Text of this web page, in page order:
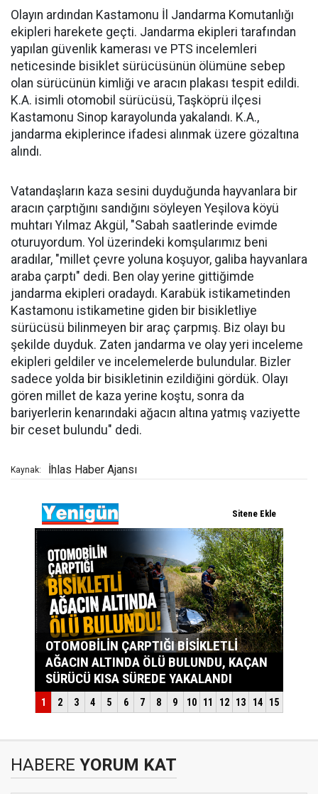
Olayın ardından Kastamonu İl Jandarma Komutanlığı
ekipleri harekete geçti. Jandarma ekipleri tarafından
yapılan güvenlik kamerası ve PTS incelemleri
neticesinde bisiklet sürücüsünün ölümüne sebep
olan sürücünün kimliği ve aracın plakası tespit edildi.
K.A. isimli otomobil sürücüsü, Taşköprü ilçesi
Kastamonu Sinop karayolunda yakalandı. K.A.,
jandarma ekiplerince ifadesi alınmak üzere gözaltına
alındı.
Vatandaşların kaza sesini duyduğunda hayvanlara bir
aracın çarptığını sandığını söyleyen Yeşilova köyü
muhtarı Yılmaz Akgül, "Sabah saatlerinde evimde
oturuyordum. Yol üzerindeki komşularımız beni
aradılar, "millet çevre yoluna koşuyor, galiba hayvanlara
araba çarptı" dedi. Ben olay yerine gittiğimde
jandarma ekipleri oradaydı. Karabük istikametinden
Kastamonu istikametine giden bir bisikletliye
sürücüsü bilinmeyen bir araç çarpmış. Biz olayı bu
şekilde duyduk. Zaten jandarma ve olay yeri inceleme
ekipleri geldiler ve incelemelerde bulundular. Bizler
sadece yolda bir bisikletinin ezildiğini gördük. Olayı
gören millet de kaza yerine koştu, sonra da
bariyerlerin kenarındaki ağacın altına yatmış vaziyette
bir ceset bulundu" dedi.
Kaynak: İhlas Haber Ajansı
HABERE YORUM KAT